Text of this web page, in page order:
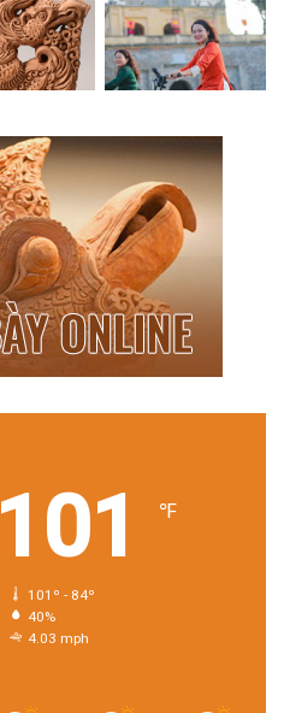
101 ℉
101º - 84º
40%
4.03 mph